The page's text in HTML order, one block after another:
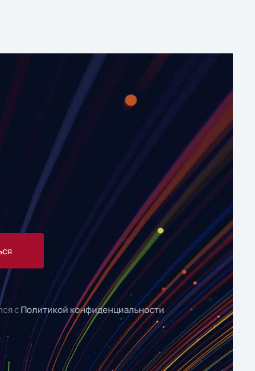
сПолитикой конфиденциальности